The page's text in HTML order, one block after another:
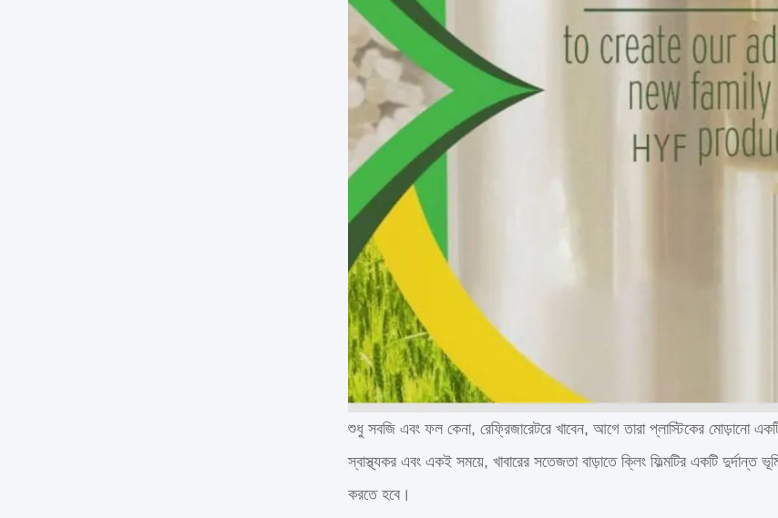
শুধু সবজি এবং ফল কেনা, রেফ্রিজারেটরে খাবেন, আগে তারা প্লাস্টিকের মোড়ানো
স্বাস্থ্যকর এবং একই সময়ে, খাবারের সতেজতা বাড়াতে ক্লিং ফিল্মটির একটি
করতে হবে।